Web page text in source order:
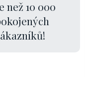
než 10 000